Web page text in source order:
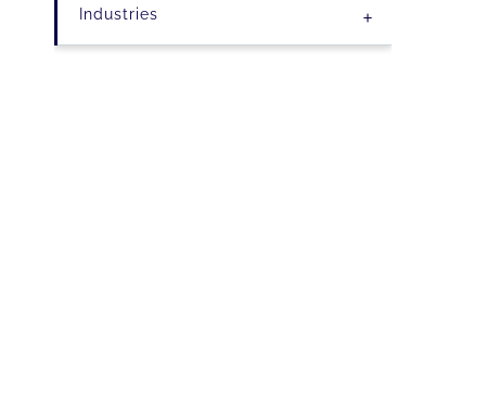
Industries +